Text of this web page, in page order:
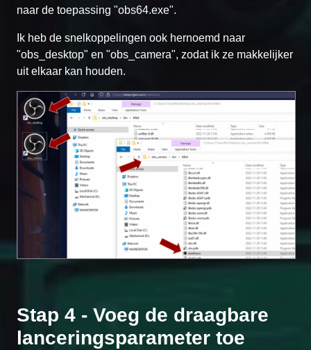
naar de toepassing "obs64.exe".
Ik heb de snelkoppelingen ook hernoemd naar
"obs_desktop" en "obs_camera", zodat ik ze makkelijker
uit elkaar kan houden.
Stap 4 - Voeg de draagbare
lanceringsparameter toe